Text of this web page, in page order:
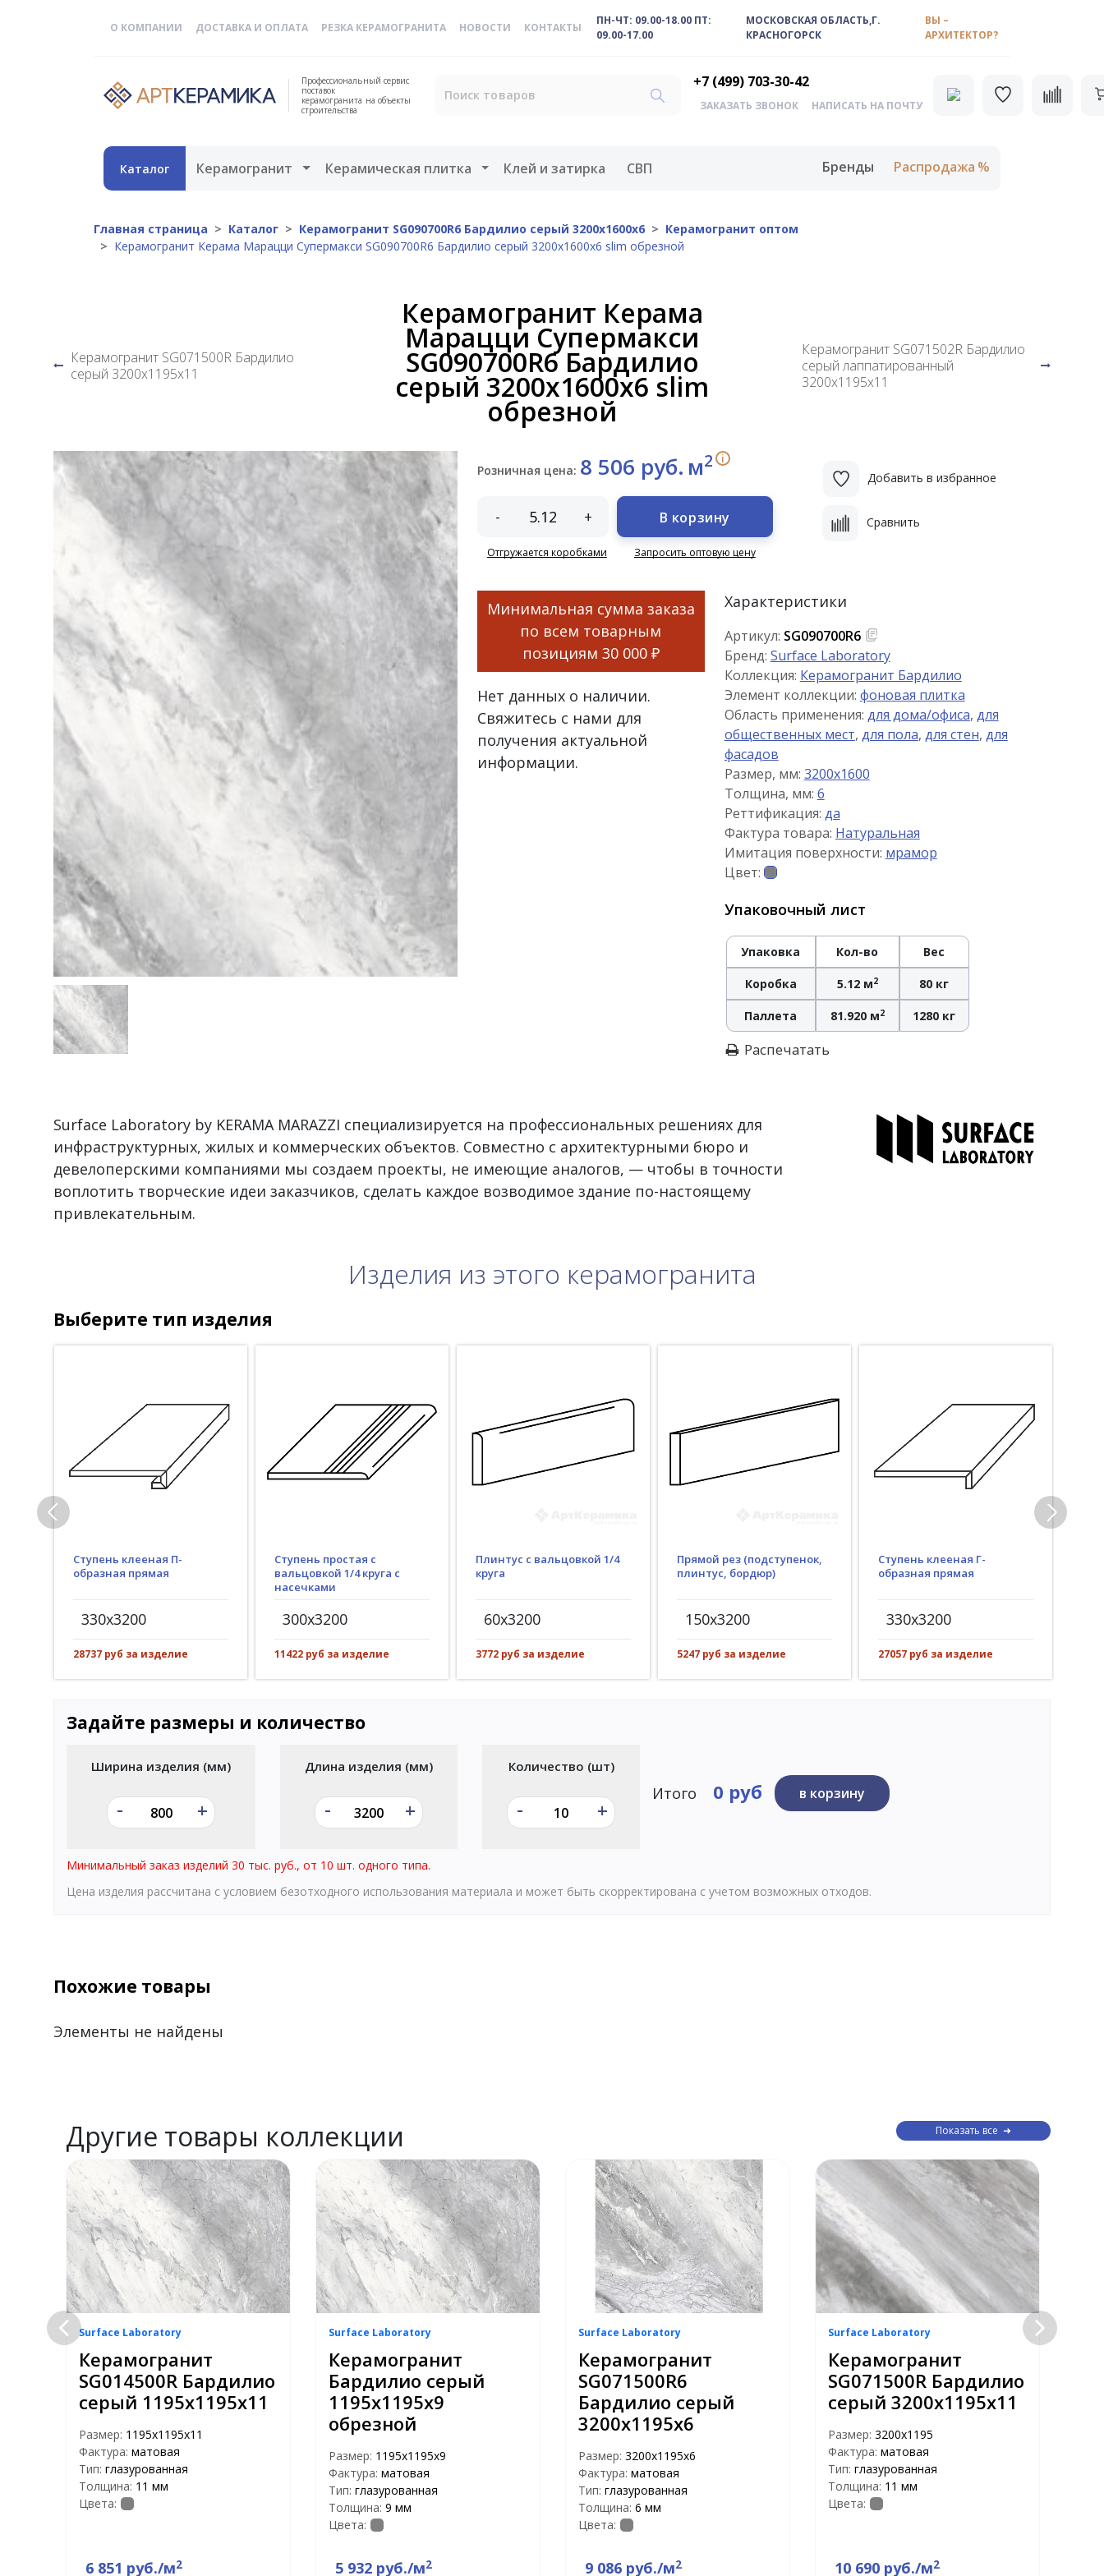
О КОМПАНИИ ДОСТАВКА И ОПЛАТА РЕЗКА КЕРАМОГРАНИТА НОВОСТИ КОНТАКТЫ
ПН-ЧТ: 09.00-18.00 ПТ:
09.00-17.00
МОСКОВСКАЯ ОБЛАСТЬ,Г.
КРАСНОГОРСК
ВЫ –
АРХИТЕКТОР?
Профессиональный сервис
поставок
керамогранита на объекты
строительства
+7 (499) 703-30-42
ЗАКАЗАТЬ ЗВОНОК НАПИСАТЬ НА ПОЧТУ
Каталог Керамогранит Открыть меню
Керамическая плитка Открыть меню
Клей и затирка СВП Бренды Распродажа
Главная страница Каталог Керамогранит SG090700R6 Бардилио серый 3200х1600х6
Керамогранит оптом
Керамогранит Керама Марацци Супермакси SG090700R6 Бардилио серый 3200x1600x6 slim обрезной
Керамогранит SG071500R Бардилио
серый 3200х1195х11
Керамогранит Керама
Марацци Супермакси
SG090700R6 Бардилио
серый 3200x1600x6 slim
обрезной
Керамогранит SG071502R Бардилио
серый лаппатированный
3200х1195х11
Розничная цена: 8 506 руб. м2 i
- +
Отгружается коробками
В корзину
Запросить оптовую цену
Добавить в избранное
Сравнить
Минимальная сумма заказа
по всем товарным
позициям 30 000 ₽
Нет данных о наличии.
Свяжитесь с нами для
получения актуальной
информации.
Характеристики
Артикул: SG090700R6
Бренд: Surface Laboratory
Коллекция: Керамогранит Бардилио
Элемент коллекции: фоновая плитка
Область применения: для дома/офиса, для
общественных мест, для пола, для стен, для
фасадов
Размер, мм: 3200x1600
Толщина, мм: 6
Реттификация: да
Фактура товара: Натуральная
Имитация поверхности: мрамор
Цвет:
Упаковочный лист
Упаковка Кол-во Вес
Коробка 5.12 м2 80 кг
Паллета 81.920 м2 1280 кг
Распечатать
Surface Laboratory by KERAMA MARAZZI специализируется на профессиональных решениях для
инфраструктурных, жилых и коммерческих объектов. Совместно с архитектурными бюро и
девелоперскими компаниями мы создаем проекты, не имеющие аналогов, — чтобы в точности
воплотить творческие идеи заказчиков, сделать каждое возводимое здание по-настоящему
привлекательным.
Изделия из этого керамогранита
Выберите тип изделия
Ступень клееная П-
образная прямая
330x3200
28737 руб за изделие
Ступень простая с
вальцовкой 1/4 круга с
насечками
300x3200
11422 руб за изделие
Плинтус с вальцовкой 1/4
круга
60x3200
3772 руб за изделие
Прямой рез (подступенок,
плинтус, бордюр)
150x3200
5247 руб за изделие
Ступень клееная Г-
образная прямая
330x3200
27057 руб за изделие
Задайте размеры и количество
Ширина изделия (мм)
- +
Длина изделия (мм)
- +
Количество (шт)
- +
Итого 0 руб в корзину
Минимальный заказ изделий 30 тыс. руб., от 10 шт. одного типа.
Цена изделия рассчитана с условием безотходного использования материала и может быть скорректирована с учетом возможных отходов.
Похожие товары
Элементы не найдены
Другие товары коллекции Показать все
Surface Laboratory
Керамогранит
SG014500R Бардилио
серый 1195х1195х11
Размер: 1195х1195х11
Фактура: матовая
Тип: глазурованная
Толщина: 11 мм
Цвета:
6 851 руб./м2
Surface Laboratory
Керамогранит
Бардилио серый
1195х1195х9
обрезной
Размер: 1195х1195х9
Фактура: матовая
Тип: глазурованная
Толщина: 9 мм
Цвета:
5 932 руб./м2
Surface Laboratory
Керамогранит
SG071500R6
Бардилио серый
3200х1195х6
Размер: 3200х1195х6
Фактура: матовая
Тип: глазурованная
Толщина: 6 мм
Цвета:
9 086 руб./м2
Surface Laboratory
Керамогранит
SG071500R Бардилио
серый 3200х1195х11
Размер: 3200x1195
Фактура: матовая
Тип: глазурованная
Толщина: 11 мм
Цвета:
10 690 руб./м2